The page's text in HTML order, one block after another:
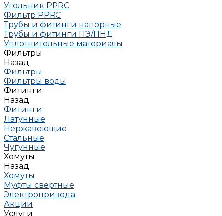
Угольник РРRC
Фильтр PPRC
Трубы и фитинги напорные
Трубы и фитинги ПЭ/ПНД
Уплотнительные материалы
Фильтры
Назад
Фильтры
Фильтры воды
Фитинги
Назад
Фитинги
Латунные
Нержавеющие
Стальные
Чугунные
Хомуты
Назад
Хомуты
Муфты свертные
Электропривода
Акции
Услуги